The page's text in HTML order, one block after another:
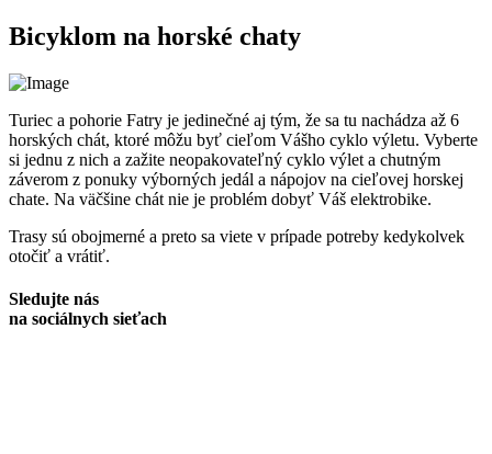
Bicyklom na horské chaty
Turiec a pohorie Fatry je jedinečné aj tým, že sa tu nachádza až 6
horských chát, ktoré môžu byť cieľom Vášho cyklo výletu. Vyberte
si jednu z nich a zažite neopakovateľný cyklo výlet a chutným
záverom z ponuky výborných jedál a nápojov na cieľovej horskej
chate. Na väčšine chát nie je problém dobyť Váš elektrobike.
Trasy sú obojmerné a preto sa viete v prípade potreby kedykolvek
otočiť a vrátiť.
Sledujte nás
na sociálnych sieťach